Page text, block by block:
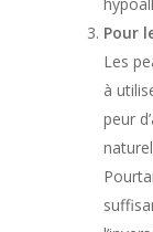
Pour
Les
à
peur